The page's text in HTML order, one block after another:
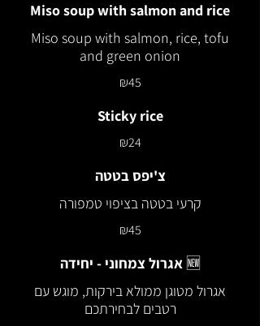
Miso soup with salmon and rice
Miso soup with salmon, rice, tofu
and green onion
₪45
Sticky rice
₪24
צ'יפס בטטה
קרעי בטטה בציפוי טמפורה
₪45
אגרול צמחוני - יחידה 🆕
אגרול מטוגן ממולא בירקות, מוגש עם
רטבים לבחירתכם